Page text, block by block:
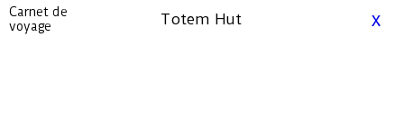
Carnet de
voyage
Totem Hut x
?>